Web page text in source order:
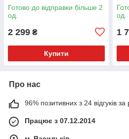
Готово до відправки більше 2
од.
2 299 ₴
Купити
од.
1
Про нас
96% позитивних з 24 відгуків за
Працює з 07.12.2014